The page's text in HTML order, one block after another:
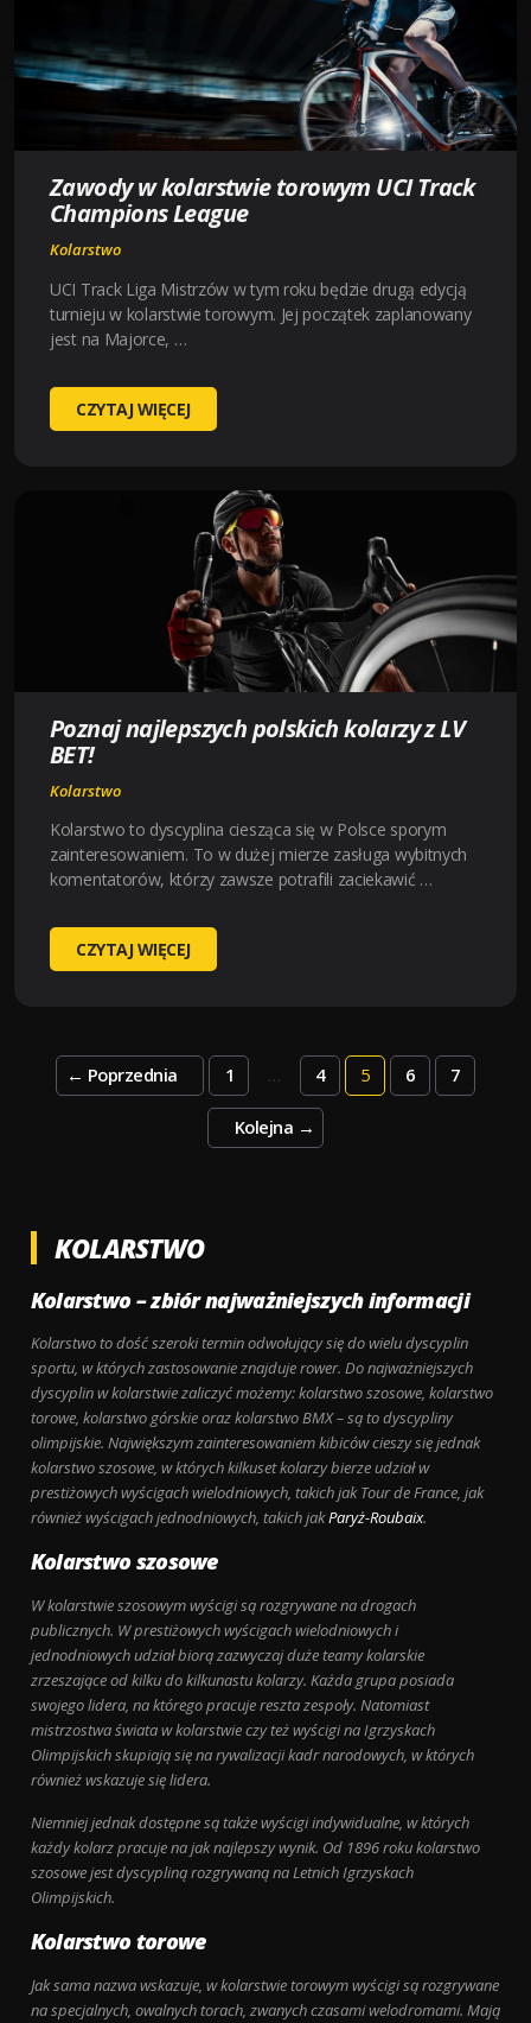
Zawody w kolarstwie torowym UCI Track
Champions League
Kolarstwo
UCI Track Liga Mistrzów w tym roku będzie drugą edycją
turnieju w kolarstwie torowym. Jej początek zaplanowany
jest na Majorce, …
ZAWODY
W
CZYTAJ WIĘCEJ
Poznaj najlepszych polskich kolarzy z LV
BET!
Kolarstwo
Kolarstwo to dyscyplina ciesząca się w Polsce sporym
zainteresowaniem. To w dużej mierze zasługa wybitnych
komentatorów, którzy zawsze potrafili zaciekawić …
POZNAJ
NAJLEPSZYCH
Z
LV
CZYTAJ WIĘCEJ
Posts
← Poprzednia 1 … 4 5 6 7
Kolejna →
KOLARSTWO
Kolarstwo – zbiór najważniejszych informacji
Kolarstwo to dość szeroki termin odwołujący się do wielu dyscyplin
sportu, w których zastosowanie znajduje rower. Do najważniejszych
dyscyplin w kolarstwie zaliczyć możemy: kolarstwo szosowe, kolarstwo
torowe, kolarstwo górskie oraz kolarstwo BMX – są to dyscypliny
olimpijskie. Największym zainteresowaniem kibiców cieszy się jednak
kolarstwo szosowe, w których kilkuset kolarzy bierze udział w
prestiżowych wyścigach wielodniowych, takich jak Tour de France, jak
również wyścigach jednodniowych, takich jakParyż-Roubaix.
Kolarstwo szosowe
W kolarstwie szosowym wyścigi są rozgrywane na drogach
publicznych. W prestiżowych wyścigach wielodniowych i
jednodniowych udział biorą zazwyczaj duże teamy kolarskie
zrzeszające od kilku do kilkunastu kolarzy. Każda grupa posiada
swojego lidera, na którego pracuje reszta zespoły. Natomiast
mistrzostwa świata w kolarstwie czy też wyścigi na Igrzyskach
Olimpijskich skupiają się na rywalizacji kadr narodowych, w których
również wskazuje się lidera.
Niemniej jednak dostępne są także wyścigi indywidualne, w których
każdy kolarz pracuje na jak najlepszy wynik. Od 1896 roku kolarstwo
szosowe jest dyscypliną rozgrywaną na Letnich Igrzyskach
Olimpijskich.
Kolarstwo torowe
Jak sama nazwa wskazuje, w kolarstwie torowym wyścigi są rozgrywane
na specjalnych, owalnych torach, zwanych czasami welodromami. Mają